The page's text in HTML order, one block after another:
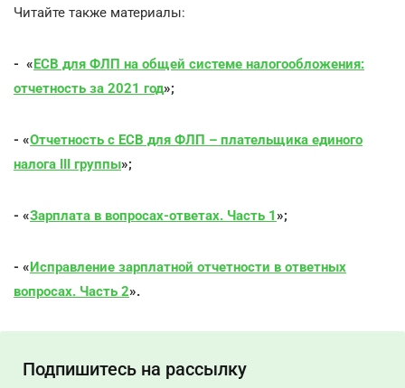
Читайте также материалы:
- «ЕСВ для ФЛП на общей системе налогообложения:
отчетность за 2021 год»;
- «Отчетность с ЕСВ для ФЛП – плательщика единого
налога ІІІ группы»;
- «Зарплата в вопросах-ответах. Часть 1»;
- «Исправление зарплатной отчетности в ответных
вопросах. Часть 2».
Подпишитесь на рассылку